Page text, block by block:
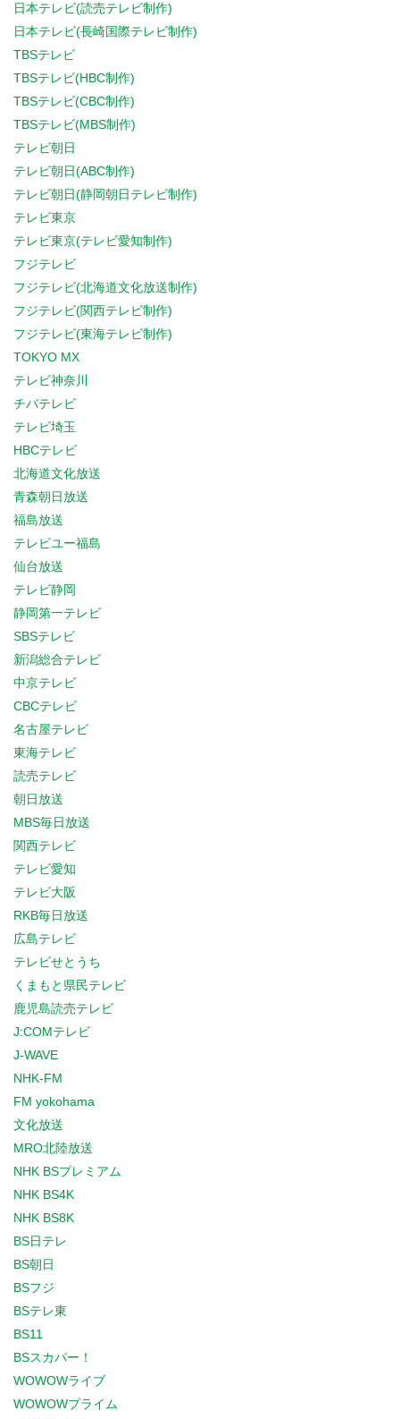
日本テレビ(読売テレビ制作)
日本テレビ(長崎国際テレビ制作)
TBSテレビ
TBSテレビ(HBC制作)
TBSテレビ(CBC制作)
TBSテレビ(MBS制作)
テレビ朝日
テレビ朝日(ABC制作)
テレビ朝日(静岡朝日テレビ制作)
テレビ東京
テレビ東京(テレビ愛知制作)
フジテレビ
フジテレビ(北海道文化放送制作)
フジテレビ(関西テレビ制作)
フジテレビ(東海テレビ制作)
TOKYO MX
テレビ神奈川
チバテレビ
テレビ埼玉
HBCテレビ
北海道文化放送
青森朝日放送
福島放送
テレビユー福島
仙台放送
テレビ静岡
静岡第一テレビ
SBSテレビ
新潟総合テレビ
中京テレビ
CBCテレビ
名古屋テレビ
東海テレビ
読売テレビ
朝日放送
MBS毎日放送
関西テレビ
テレビ愛知
テレビ大阪
RKB毎日放送
広島テレビ
テレビせとうち
くまもと県民テレビ
鹿児島読売テレビ
J:COMテレビ
J-WAVE
NHK-FM
FM yokohama
文化放送
MRO北陸放送
NHK BSプレミアム
NHK BS4K
NHK BS8K
BS日テレ
BS朝日
BSフジ
BSテレ東
BS11
BSスカパー！
WOWOWライブ
WOWOWプライム